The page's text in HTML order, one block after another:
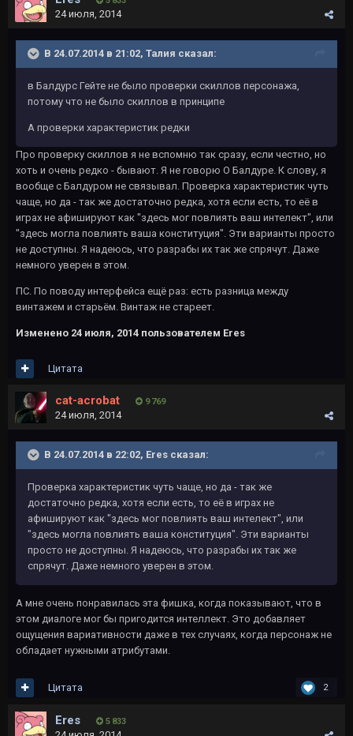
24 июля, 2014
В 24.07.2014 в 21:02, Талия сказал:
в Балдурс Гейте не было проверки скиллов персонажа,
потому что не было скиллов в принципе
А проверки характеристик редки
Про проверку скиллов я не вспомню так сразу, если честно, но
хоть и очень редко - бывают. Я не говорю О Балдуре. К слову, я
вообще с Балдуром не связывал. Проверка характеристик чуть
чаще, но да - так же достаточно редка, хотя если есть, то её в
играх не афишируют как "здесь мог повлиять ваш интелект", или
"здесь могла повлиять ваша конституция". Эти варианты просто
не доступны. Я надеюсь, что разрабы их так же спрячут. Даже
немного уверен в этом.
ПС. По поводу интерфейса ещё раз: есть разница между
винтажем и старьём. Винтаж не стареет.
Изменено 24 июля, 2014 пользователем Eres
Цитата
cat-acrobat 9 769
24 июля, 2014
В 24.07.2014 в 22:02, Eres сказал:
Проверка характеристик чуть чаще, но да - так же
достаточно редка, хотя если есть, то её в играх не
афишируют как "здесь мог повлиять ваш интелект", или
"здесь могла повлиять ваша конституция". Эти варианты
просто не доступны. Я надеюсь, что разрабы их так же
спрячут. Даже немного уверен в этом.
А мне очень понравилась эта фишка, когда показывают, что в
этом диалоге мог бы пригодится интеллект. Это добавляет
ощущения вариативности даже в тех случаях, когда персонаж не
обладает нужными атрибутами.
2
Цитата
Eres 5 833